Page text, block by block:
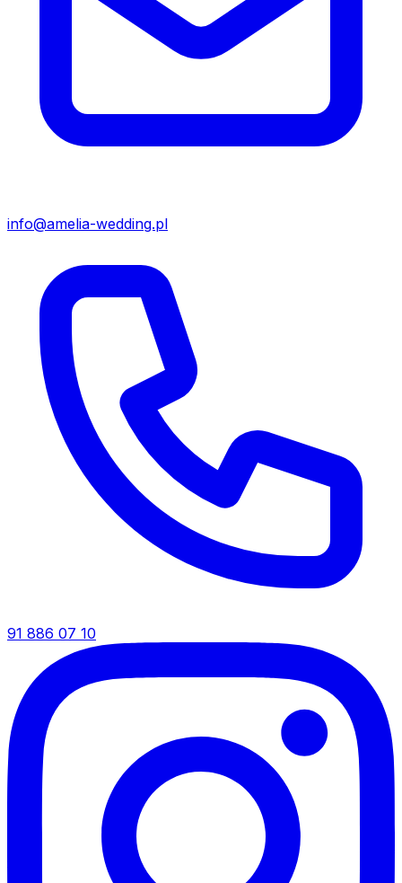
info@amelia-wedding.pl
91 886 07 10